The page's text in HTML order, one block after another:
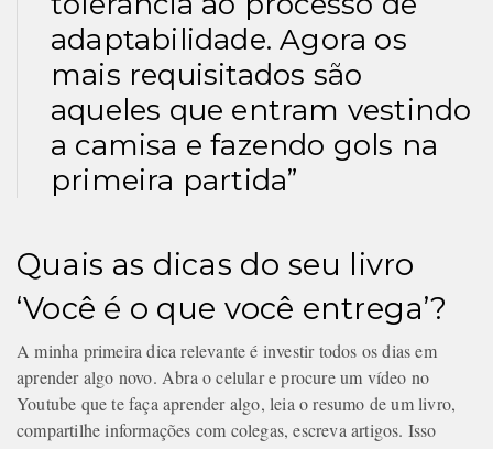
adaptabilidade. Agora os
mais requisitados são
aqueles que entram vestindo
a camisa e fazendo gols na
primeira partida”
Quais as dicas do seu livro
‘Você é o que você entrega’?
A minha primeira dica relevante é investir todos os dias em
aprender algo novo. Abra o celular e procure um vídeo no
Youtube que te faça aprender algo, leia o resumo de um livro,
compartilhe informações com colegas, escreva artigos. Isso